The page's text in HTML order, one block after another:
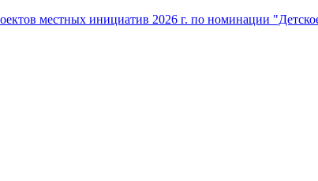
местных инициатив 2026 г. по номинации